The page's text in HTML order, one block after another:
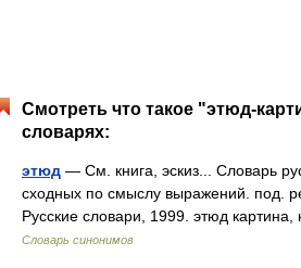
Смотреть что такое "этюд-
словарях:
этюд — См. книга, эскиз... Словарь
сходных по смыслу выражений. под.
Русские словари, 1999. этюд картина,
Словарь синонимов